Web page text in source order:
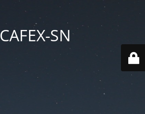
CAFEX-SN